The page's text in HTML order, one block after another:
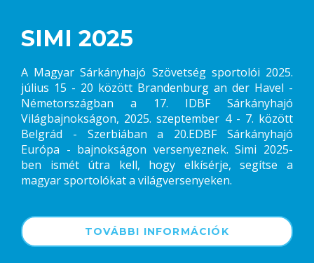
SIMI 2025
A Magyar Sárkányhajó Szövetség sportolói 2025.
július 15 - 20 között Brandenburg an der Havel -
Németországban a 17. IDBF Sárkányhajó
Világbajnokságon, 2025. szeptember 4 - 7. között
Belgrád - Szerbiában a 20.EDBF Sárkányhajó
Európa - bajnokságon versenyeznek. Simi 2025-
ben ismét útra kell, hogy elkísérje, segítse a
magyar sportolókat a világversenyeken.
TOVÁBBI INFORMÁCIÓK